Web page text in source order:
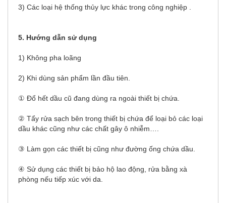
3) Các loại hệ thống thủy lực khác trong công nghiệp .
5. Hướng dẫn sử dụng
1) Không pha loãng
2) Khi dùng sản phẩm lần đầu tiên.
① Đổ hết dầu cũ đang dùng ra ngoài thiết bị chứa.
② Tẩy rửa sạch bên trong thiết bị chứa để loại bỏ các loại
dầu khác cũng như các chất gây ô nhiễm….
③ Làm gọn các thiết bị cũng như đường ống chứa dầu.
④ Sử dụng các thiết bị bảo hộ lao động, rửa bằng xà
phòng nếu tiếp xúc với da.